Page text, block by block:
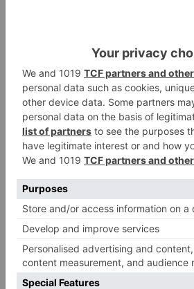
Oír la sintonía de percusión de
suponía sentar delante de las
país entero, deseoso de
Rodríguez de la Fuente.
movimiento ultreya sol
euros
LO +
1
Fallece un